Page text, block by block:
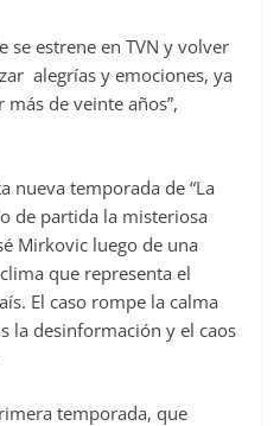
se estrene en TVN y volver
alegrías y emociones, ya
de veinte años”,
nueva temporada de “La
de partida la misteriosa
Mirkovic luego de una
que representa el
El caso rompe la calma
la desinformación y el caos
temporada, que